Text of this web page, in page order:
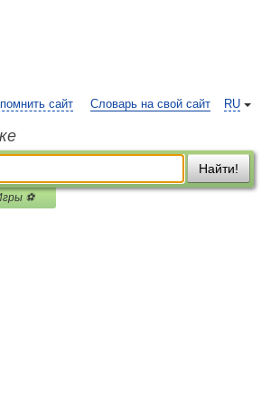
RU
сайт Словарь на свой сайт
Найти!
⚽